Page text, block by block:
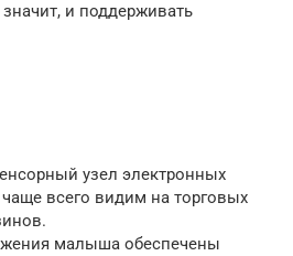
и поддерживать
узел электронных
всего видим на торговых
малыша обеспечены